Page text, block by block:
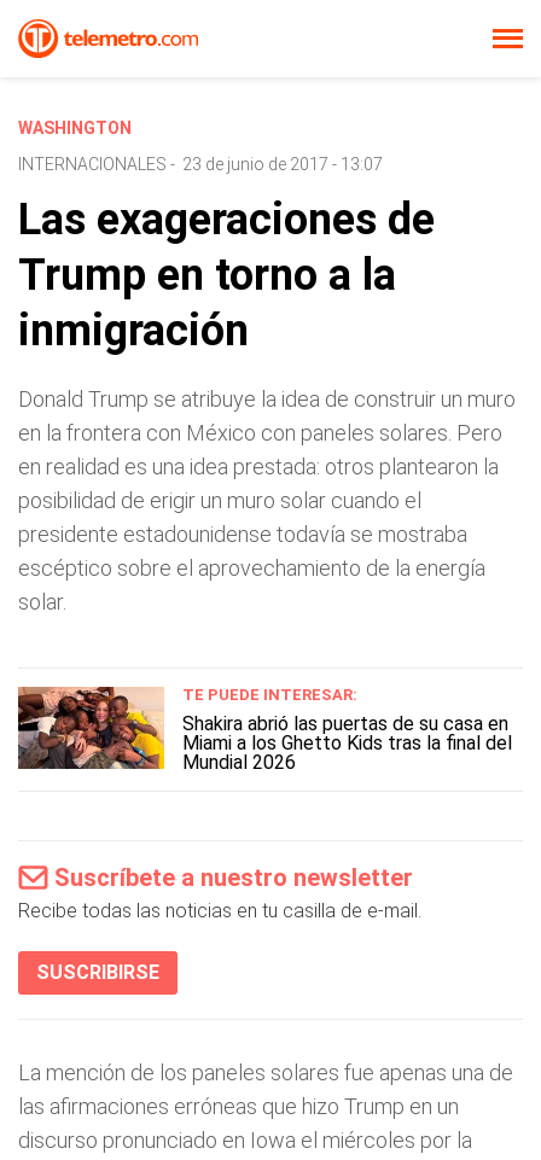
WASHINGTON
INTERNACIONALES - 23 de junio de 2017 - 13:07
Las exageraciones de
Trump en torno a la
inmigración
Donald Trump se atribuye la idea de construir un muro
en la frontera con México con paneles solares. Pero
en realidad es una idea prestada: otros plantearon la
posibilidad de erigir un muro solar cuando el
presidente estadounidense todavía se mostraba
escéptico sobre el aprovechamiento de la energía
solar.
TE PUEDE INTERESAR:
Shakira abrió las puertas de su casa en
Miami a los Ghetto Kids tras la final del
Mundial 2026
Suscríbete a nuestro newsletter
Recibe todas las noticias en tu casilla de e-mail.
SUSCRIBIRSE
La mención de los paneles solares fue apenas una de
las afirmaciones erróneas que hizo Trump en un
discurso pronunciado en Iowa el miércoles por la